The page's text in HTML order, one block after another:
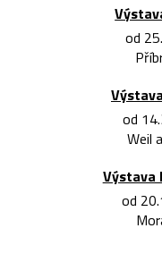
od
od
Weil
Výstava
od